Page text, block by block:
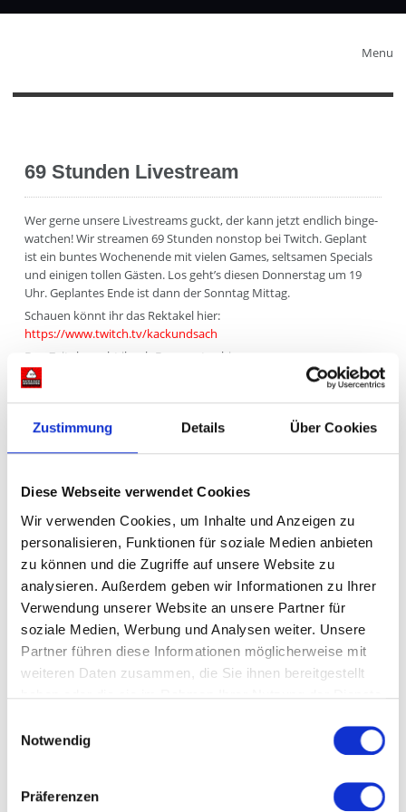
Zustimmung Details Über Cookies
Diese Webseite verwendet Cookies
Wir verwenden Cookies, um Inhalte und Anzeigen zu
personalisieren, Funktionen für soziale Medien anbieten
zu können und die Zugriffe auf unsere Website zu
analysieren. Außerdem geben wir Informationen zu Ihrer
Verwendung unserer Website an unsere Partner für
soziale Medien, Werbung und Analysen weiter. Unsere
Partner führen diese Informationen möglicherweise mit
weiteren Daten zusammen, die Sie ihnen bereitgestellt
Notwendig
Präferenzen
Menu
69 Stunden Livestream
Wer gerne unsere Livestreams guckt, der kann jetzt endlich binge-
watchen! Wir streamen 69 Stunden nonstop bei Twitch. Geplant
ist ein buntes Wochenende mit vielen Games, seltsamen Specials
und einigen tollen Gästen. Los geht’s diesen Donnerstag um 19
Uhr. Geplantes Ende ist dann der Sonntag Mittag.
Schauen könnt ihr das Rektakel hier:
https://www.twitch.tv/kackundsach
Den Zeitplan seht ihr ab Donnerstag hier:
https://www.twitch.tv/kackundsach/schedule
NEWS 24 MAI 2022
Über Kack & Sach:
Wenn aus scherzhaften Übertreibungen spannender
Gedankenstoff wird.
Instanzen gibt es im Harry Potter Universum?
Für Fred und Tobi sind das keine Banalitäten, sondern die großen
spricht über Filme, Serien, fiktive Welten und unterzieht diese